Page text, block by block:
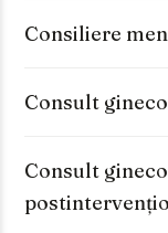
Consiliere
Consult
Consult